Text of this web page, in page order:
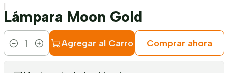
|
Lámpara Moon Gold
Cantidad
Agregar al Carro Comprar ahora